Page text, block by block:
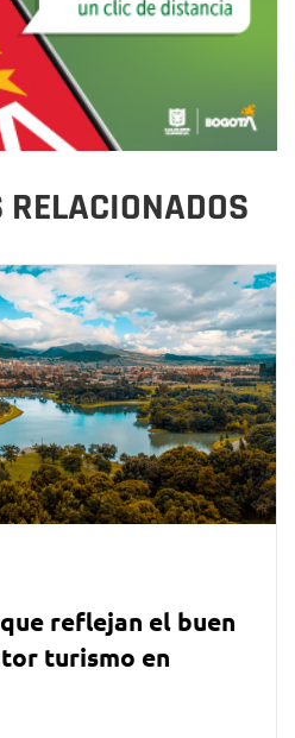
RELACIONADOS
reflejan el buen
turismo en